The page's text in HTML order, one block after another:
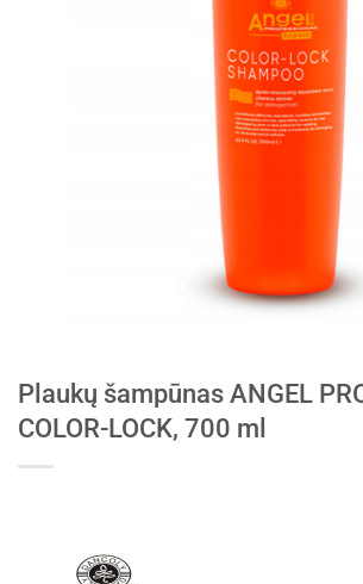
Plaukų šampūnas ANGEL
COLOR-LOCK, 700 ml